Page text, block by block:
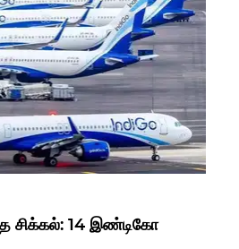
சிக்கல்: 14 இண்டிகோ